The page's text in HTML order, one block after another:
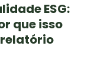
ESG:
que isso